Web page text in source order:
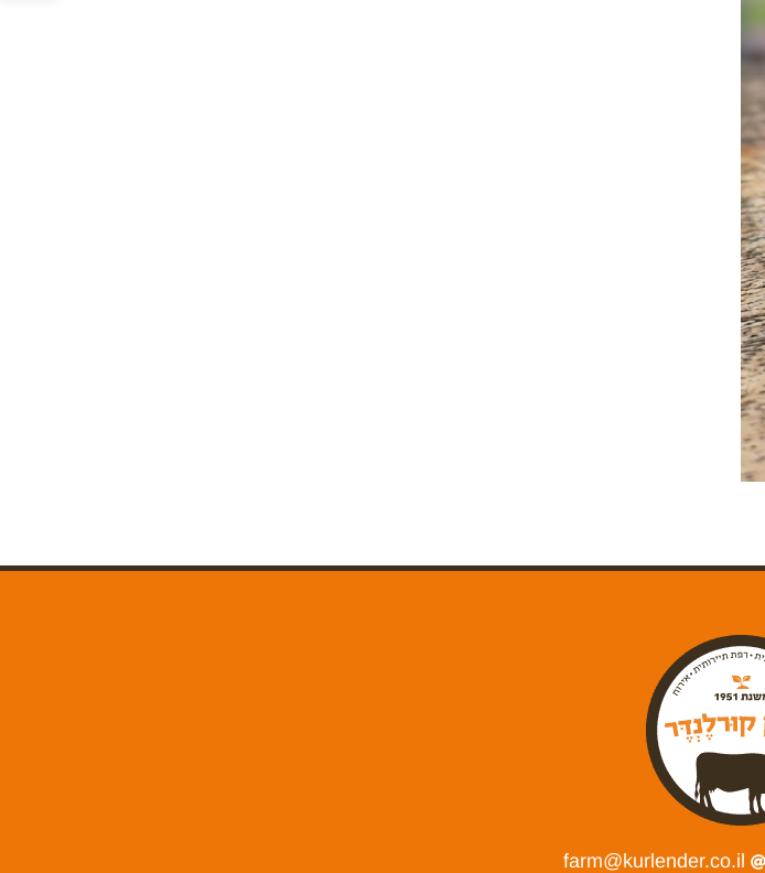
farm@kurlender.co.il